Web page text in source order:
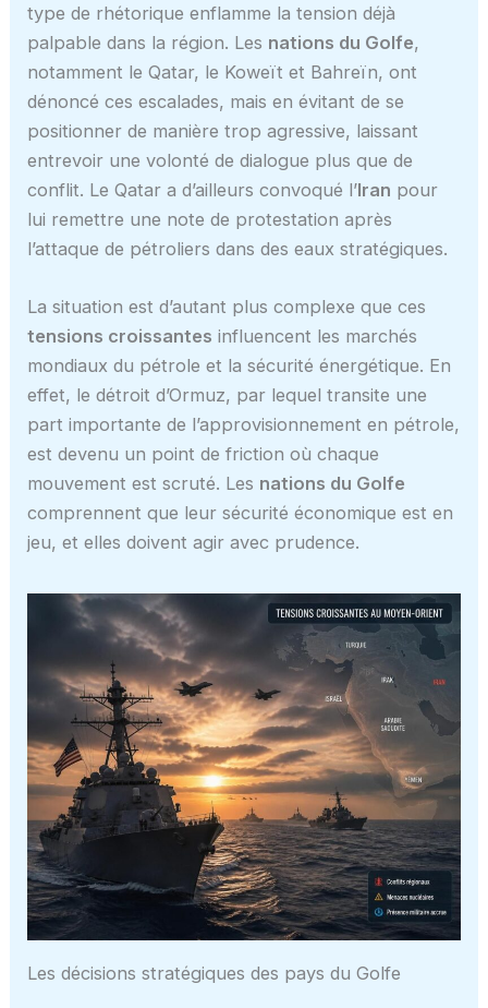
type de rhétorique enflamme la tension déjà
palpable dans la région. Les nations du Golfe,
notamment le Qatar, le Koweït et Bahreïn, ont
dénoncé ces escalades, mais en évitant de se
positionner de manière trop agressive, laissant
entrevoir une volonté de dialogue plus que de
conflit. Le Qatar a d’ailleurs convoqué l’Iran pour
lui remettre une note de protestation après
l’attaque de pétroliers dans des eaux stratégiques.
La situation est d’autant plus complexe que ces
tensions croissantes influencent les marchés
mondiaux du pétrole et la sécurité énergétique. En
effet, le détroit d’Ormuz, par lequel transite une
part importante de l’approvisionnement en pétrole,
est devenu un point de friction où chaque
mouvement est scruté. Les nations du Golfe
comprennent que leur sécurité économique est en
jeu, et elles doivent agir avec prudence.
Les décisions stratégiques des pays du Golfe